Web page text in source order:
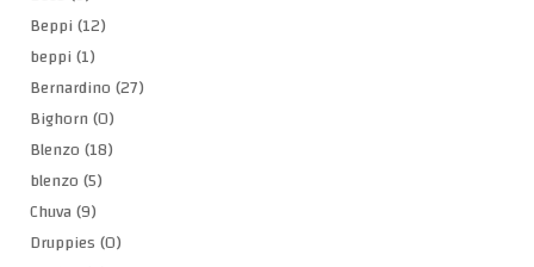
Beppi(12)
beppi(1)
Bernardino(27)
Bighorn(0)
Blenzo(18)
blenzo(5)
Chuva(9)
Druppies(0)